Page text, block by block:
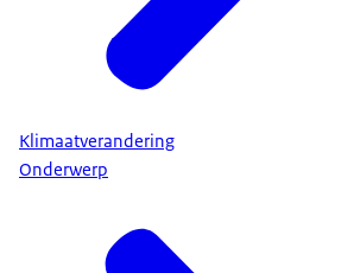
Klimaatverandering
Onderwerp